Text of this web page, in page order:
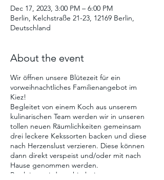
Dec 17, 2023, 3:00 PM – 6:00 PM
Berlin, Kelchstraße 21-23, 12169 Berlin,
Deutschland
About the event
Wir öffnen unsere Blütezeit für ein
vorweihnachtliches Familienangebot im
Kiez!
Begleitet von einem Koch aus unserem
kulinarischen Team werden wir in unseren
tollen neuen Räumlichkeiten gemeinsam
drei leckere Kekssorten backen und diese
nach Herzenslust verzieren. Diese können
dann direkt verspeist und/oder mit nach
Hause genommen werden.
Begleiten wird uns hierbei unser